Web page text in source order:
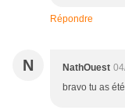
Répondre
N NathOuest
bravo tu as